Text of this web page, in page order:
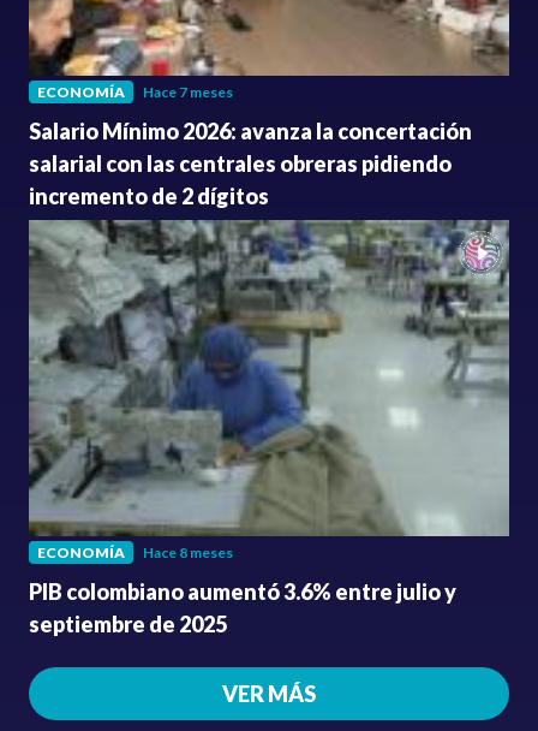
ECONOMÍA Hace 7 meses
Salario Mínimo 2026: avanza la concertación
salarial con las centrales obreras pidiendo
incremento de 2 dígitos
ECONOMÍA Hace 8 meses
PIB colombiano aumentó 3.6% entre julio y
septiembre de 2025
VER MÁS